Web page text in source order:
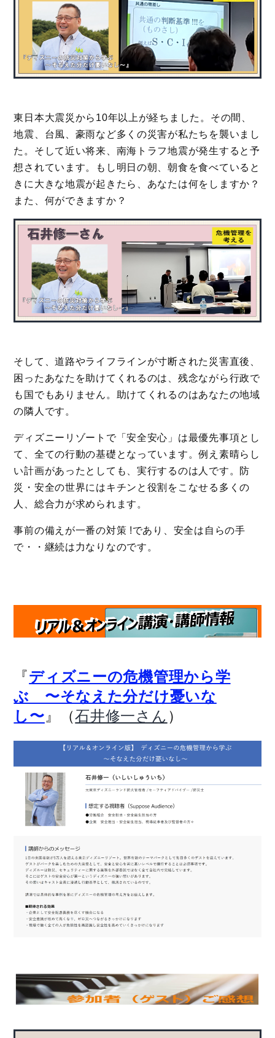
東日本大震災から10年以上が経ちました。その間、
地震、台風、豪雨など多くの災害が私たちを襲いまし
た。そして近い将来、南海トラフ地震が発生すると予
想されています。もし明日の朝、朝食を食べていると
きに大きな地震が起きたら、あなたは何をしますか？
また、何ができますか？
そして、道路やライフラインが寸断された災害直後、
困ったあなたを助けてくれるのは、残念ながら行政で
も国でもありません。助けてくれるのはあなたの地域
の隣人です。
ディズニーリゾートで「安全安心」は最優先事項とし
て、全ての行動の基礎となっています。例え素晴らし
い計画があったとしても、実行するのは人です。防
災・安全の世界にはキチンと役割をこなせる多くの
人、総合力が求められます。
事前の備えが一番の対策 !であり、安全は自らの手
で・・継続は力なりなのです。
『ディズニーの危機管理から学
ぶ 〜そなえた分だけ憂いな
し〜 』（石井修一さん ）